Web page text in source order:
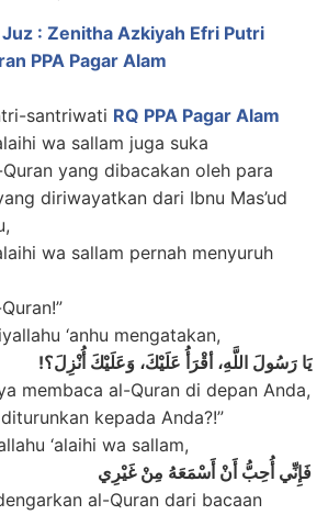
: Zenitha Azkiyah Efri Putri
PPA Pagar Alam
santriwati RQ PPA Pagar Alam
wa sallam juga suka
yang dibacakan oleh para
diriwayatkan dari Ibnu Mas’ud
wa sallam pernah menyuruh
‘anhu mengatakan,
يَا رَسُولَ اللَّهِ، أقْرَأُ عَلَيْكَ، وَعَلَيْكَ أُنْزِلَ؟!
membaca al-Quran di depan Anda,
kepada Anda?!”
‘alaihi wa sallam,
فَإِنِّي أُحِبُّ أَنْ أَسْمَعَهُ مِنْ غَيْرِي
al-Quran dari bacaan